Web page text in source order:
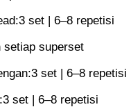
set | 6–8 repetisi
setiap superset
set | 6–8 repetisi
set | 6–8 repetisi